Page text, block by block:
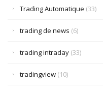
Trading Automatique (33)
trading de news (6)
trading intraday (33)
tradingview (10)